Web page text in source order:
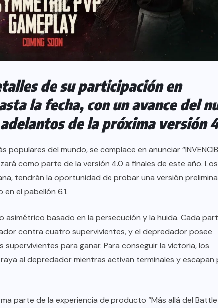
de su participación en
la fecha, con un avance del
de la próxima versión
populares del mundo, se complace en anunciar
como parte de la versión 4.0 a finales de este año. Los
tendrán la oportunidad de probar una versión
en el pabellón 6.1.
asimétrico basado en la persecución y la huida. Cada
contra cuatro supervivientes, y el depredador posee
para ganar. Para conseguir la victoria, los
al depredador mientras activan terminales y escapan
parte de la experiencia de producto “Más allá del Battle